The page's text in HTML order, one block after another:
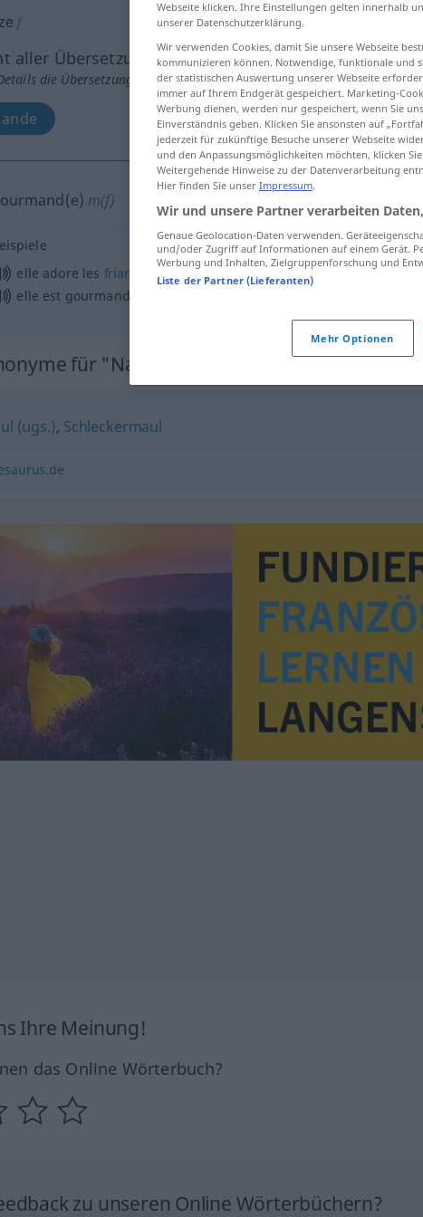
f
aller Übersetzungen
die Übersetzung anklicken/antippen)
m(f)
elle adore les friandises
elle est gourmande comme
sie ist
für "Naschkatze"
(ugs.), Schleckermaul
Ihre Meinung!
das Online Wörterbuch?
zu unseren Online Wörterbüchern?
Webseite klicken. Ihre Einstellungen gelten innerhalb
unserer Datenschutzerklärung.
Wir verwenden Cookies, damit Sie unsere Webseite
kommunizieren können. Notwendige, funktionale und
der statistischen Auswertung unserer Webseite
immer auf Ihrem Endgerät gespeichert. Marketing-
Werbung dienen, werden nur gespeichert, wenn Sie
Einverständnis geben. Klicken Sie ansonsten auf
jederzeit für zukünftige Besuche unserer Webseite
und den Anpassungsmöglichkeiten möchten, klicken
Weitergehende Hinweise zu der Datenverarbeitung
Hier finden Sie unser Impressum.
Wir und unsere Partner verarbeiten
Genaue Geolocation-Daten verwenden.
und/oder Zugriff auf Informationen auf einem Gerät.
Werbung und Inhalten, Zielgruppenforschung und
Liste der Partner (Lieferanten)
Mehr Optionen